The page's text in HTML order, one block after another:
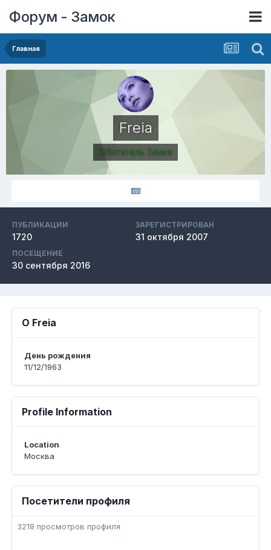
Форум - Замок
Главная
Freia
Обитатель Замка
ПУБЛИКАЦИИ
1720
ЗАРЕГИСТРИРОВАН
31 октября 2007
ПОСЕЩЕНИЕ
30 сентября 2016
О Freia
День рождения
11/12/1963
Profile Information
Location
Москва
Посетители профиля
3218 просмотров профиля